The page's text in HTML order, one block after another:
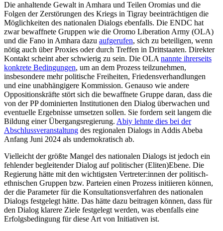
Die anhaltende Gewalt in Amhara und Teilen Oromias und die
Folgen der Zer­störungen des Kriegs in Tigray beeinträch­tigen die
Möglichkeiten des nationalen Dia­logs ebenfalls. Die ENDC hat
zwar bewaffnete Gruppen wie die Oromo Liberation Army (OLA)
und die Fano in Amhara dazu aufgerufen, sich zu beteiligen, wenn
nötig auch über Proxies oder durch Treffen in Drittstaaten. Direkter
Kontakt scheint aber schwierig zu sein. Die OLA nannte ihrer­seits
konkrete Bedingungen, um an dem Prozess teilzunehmen,
insbesondere mehr politische Freiheiten, Friedensverhandlungen
und eine unabhängigere Kommission. Genauso wie andere
Oppositionskräfte stört sich die bewaffnete Gruppe daran, dass die
von der PP dominierten Institutionen den Dialog über­wachen und
eventuelle Ergeb­nisse umsetzen sollen. Sie fordern seit langem die
Bildung einer Übergangsregierung. Abiy lehnte dies bei der
Abschlussveranstaltung des regionalen Dialogs in Addis Abeba
Anfang Juni 2024 als undemo­kratisch ab.
Vielleicht der größte Mangel des natio­nalen Dialogs ist jedoch ein
fehlender be­gleitender Dialog auf politischer (Eliten)­Ebene. Die
Regierung hätte mit den wich­tigsten Vertreter:innen der politisch-
ethni­schen Gruppen bzw. Parteien einen Prozess initiieren können,
der die Parameter für die Konsultationsverfahren des nationalen
Dialogs festgelegt hätte. Das hätte dazu bei­tragen können, dass für
den Dialog klarere Ziele festgelegt werden, was eben­falls eine
Erfolgsbedingung für diese Art von Initiati­ven ist.